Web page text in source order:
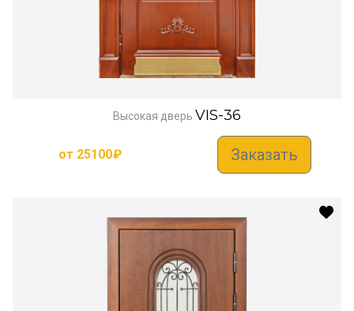
Высокая дверь VIS-36
от 25100₽ Заказать